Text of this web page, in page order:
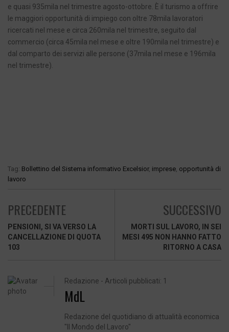
e quasi 935mila nel trimestre agosto-ottobre. È il turismo a offrire
le maggiori opportunità di impiego con oltre 78mila lavoratori
ricercati nel mese e circa 260mila nel trimestre, seguito dal
commercio (circa 45mila nel mese e oltre 190mila nel trimestre) e
dal comparto dei servizi alle persone (37mila nel mese e 196mila
nel trimestre).
Tag: Bollettino del Sistema informativo Excelsior, imprese, opportunità di
lavoro
PRECEDENTE
PENSIONI, SI VA VERSO LA
CANCELLAZIONE DI QUOTA
103
SUCCESSIVO
MORTI SUL LAVORO, IN SEI
MESI 495 NON HANNO FATTO
RITORNO A CASA
Redazione - Articoli pubblicati: 1
MdL
Redazione del quotidiano di attualità economica
"Il Mondo del Lavoro"